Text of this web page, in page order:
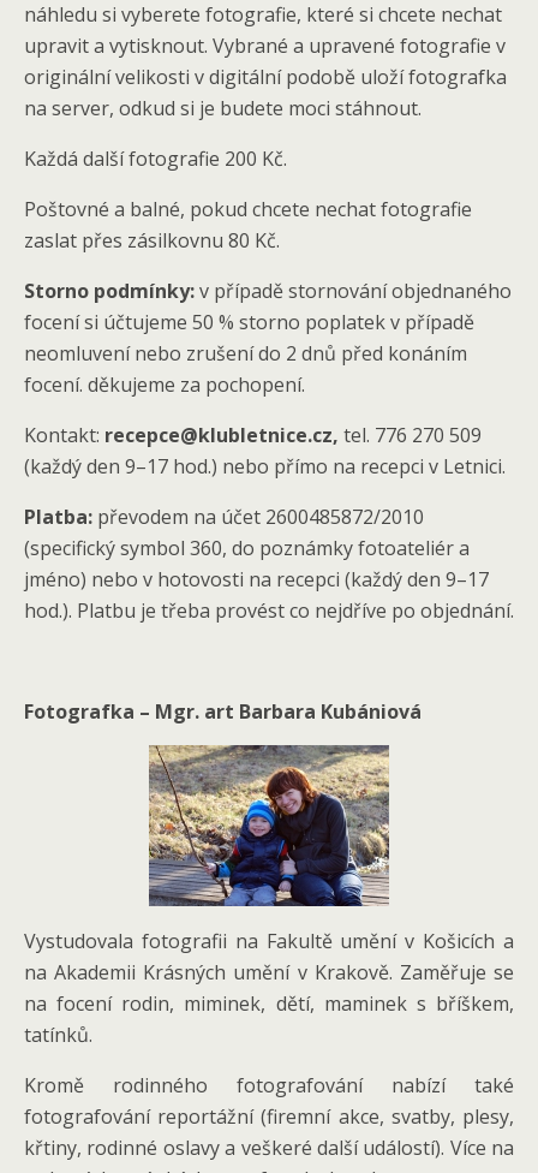
náhledu si vyberete fotografie, které si chcete nechat
upravit a vytisknout. Vybrané a upravené fotografie v
originální velikosti v digitální podobě uloží fotografka
na server, odkud si je budete moci stáhnout.
Každá další fotografie 200 Kč.
Poštovné a balné, pokud chcete nechat fotografie
zaslat přes zásilkovnu 80 Kč.
Storno podmínky:v případě stornování objednaného
focení si účtujeme 50 % storno poplatek v případě
neomluvení nebo zrušení do 2 dnů před konáním
focení. děkujeme za pochopení.
Kontakt: recepce@klubletnice.cz, tel. 776 270 509
(každý den 9–17 hod.) nebo přímo na recepci v Letnici.
Platba: převodem na účet 2600485872/2010
(specifický symbol 360, do poznámky fotoateliér a
jméno) nebo v hotovosti na recepci (každý den 9–17
hod.). Platbu je třeba provést co nejdříve po objednání.
Fotografka – Mgr. art Barbara Kubániová
Vystudovala fotografii na Fakultě umění v Košicích a
na Akademii Krásných umění v Krakově. Zaměřuje se
na focení rodin, miminek, dětí, maminek s bříškem,
tatínků.
Kromě rodinného fotografování nabízí také
fotografování reportážní (firemní akce, svatby, plesy,
křtiny, rodinné oslavy a veškeré další událostí). Více na